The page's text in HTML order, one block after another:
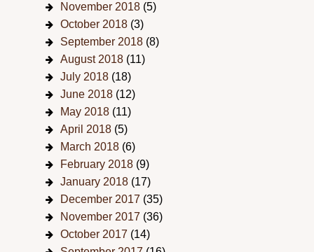
November 2018 (5)
October 2018 (3)
September 2018 (8)
August 2018 (11)
July 2018 (18)
June 2018 (12)
May 2018 (11)
April 2018 (5)
March 2018 (6)
February 2018 (9)
January 2018 (17)
December 2017 (35)
November 2017 (36)
October 2017 (14)